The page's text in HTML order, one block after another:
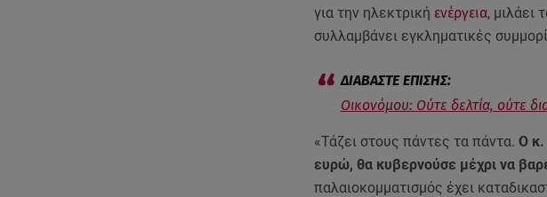
για την ηλεκτρική ενέργεια, μιλάει
συλλαμβάνει εγκληματικές
Οικονόμου: Ούτε δελτία, ούτε
«Τάζει στους πάντες τα πάντα. Ο κ.
ευρώ, θα κυβερνούσε μέχρι να
παλαιοκομματισμός έχει